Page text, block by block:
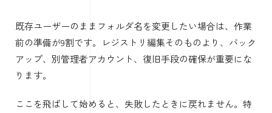
既存ユーザーのままフォルダ名を変更したい場合は、作業
前の準備が9割です。レジストリ編集そのものより、バック
アップ、別管理者アカウント、復旧手段の確保が重要にな
ります。
ここを飛ばして始めると、失敗したときに戻れません。特